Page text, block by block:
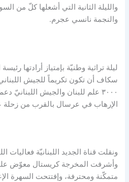
والليلة الثانية التي أشعلها كلّ من
والنجمة نانسي عجرم.
ليلة تراثية وطنيّة بإمتياز أرادتها
سكاف أن تكون تكريماً للجيش
٣٠٠٠ علم للبنان والجيش
الإرهاب في عرسال بالقرب من زحلة
ونقلت قناة الجديد اللبنانيّة فعاليات
وأشرفت المخرجة كريستال معوّض
متمكّنة ومحترفة، وإفتتحت السهرة